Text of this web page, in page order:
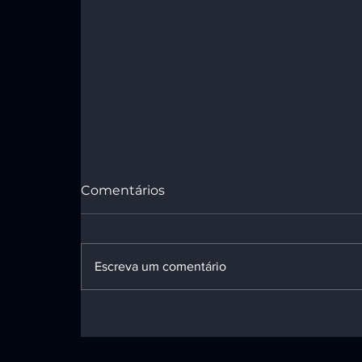
laqueadura sem
Comentários
Escreva um comentário